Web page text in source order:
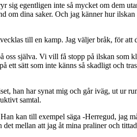
sig egentligen inte så mycket om dem
om dina saker. Och jag känner hur
till en kamp. Jag väljer bråk, för att
själva. Vi vill få stopp på ilskan som
sätt som inte känns så skadligt och
han har synat mig och går iväg, ut ur
samtal.
kan till exempel säga -Herregud, jag
mellan att jag åt mina praliner och